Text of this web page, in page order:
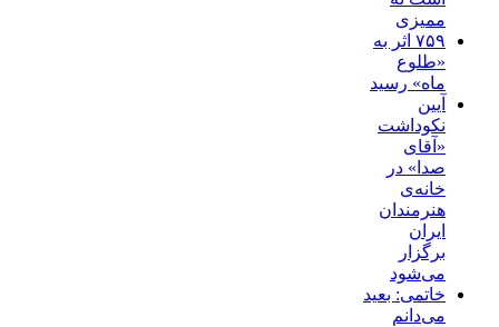
ممیزی
۷۵۹ اثر به
«طلوع
ماه» رسید
آیین
نکوداشت
«آقای
صدا» در
خانه‌ی
هنرمندان
ایران
برگزار
می‌شود
خاتمی: بعید
می‌دانم